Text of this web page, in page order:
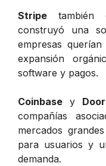
Stripe también
construyó una
empresas
expansión
software y pagos.
Coinbase y
compañías
mercados
para usuarios y
demanda.